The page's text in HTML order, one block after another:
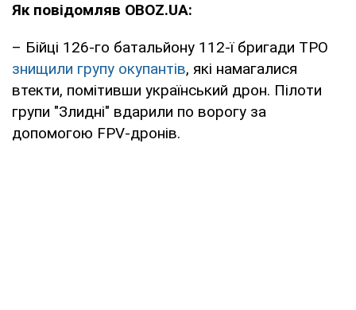
Як повідомляв OBOZ.UA:
– Бійці 126-го батальйону 112-ї бригади ТРО
знищили групу окупантів, які намагалися
втекти, помітивши український дрон. Пілоти
групи "Злидні" вдарили по ворогу за
допомогою FPV-дронів.